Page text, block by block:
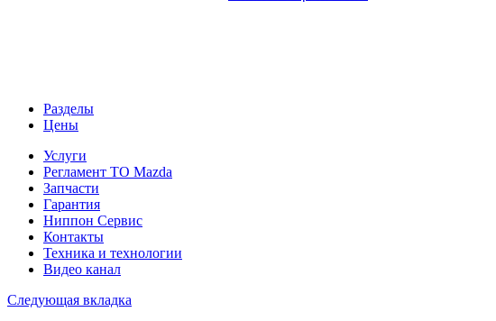
Разделы
Цены
Услуги
Регламент ТО Mazda
Запчасти
Гарантия
Ниппон Сервис
Контакты
Техника и технологии
Видео канал
Следующая вкладка